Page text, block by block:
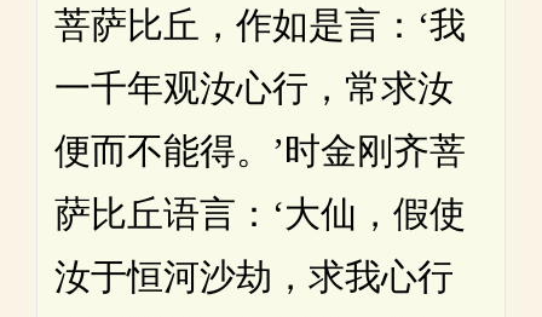
菩萨比丘，作如是言：‘我
一千年观汝心行，常求汝
便而不能得。’时金刚齐菩
萨比丘语言：‘大仙，假使
汝于恒河沙劫，求我心行